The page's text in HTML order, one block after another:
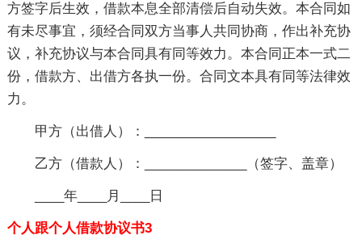
方签字后生效，借款本息全部清偿后自动失效。本合同如
有未尽事宜，须经合同双方当事人共同协商，作出补充协
议，补充协议与本合同具有同等效力。本合同正本一式二
份，借款方、出借方各执一份。合同文本具有同等法律效
力。
甲方（出借人）：__________________
乙方（借款人）：______________（签字、盖章）
____年____月____日
个人跟个人借款协议书3